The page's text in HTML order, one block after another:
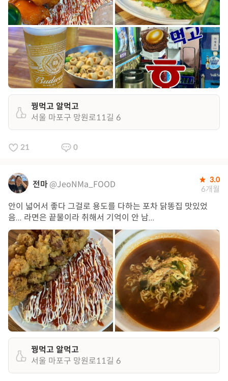
꿩먹고 알먹고
서울 마포구 망원로11길 6
21 0
전마@JeoNMa_FOOD 3.0
6개월
안이 넓어서 좋다 그걸로 용도를 다하는 포차 닭똥집 맛있었
음... 라면은 끝물이라 취해서 기억이 안 남...
꿩먹고 알먹고
서울 마포구 망원로11길 6